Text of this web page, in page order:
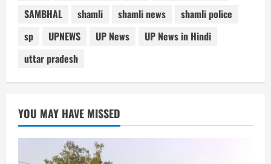
SAMBHAL
shamli shamli news
shamli police
sp
UPNEWS UP News
UP News in Hindi
uttar pradesh
YOU MAY HAVE MISSED